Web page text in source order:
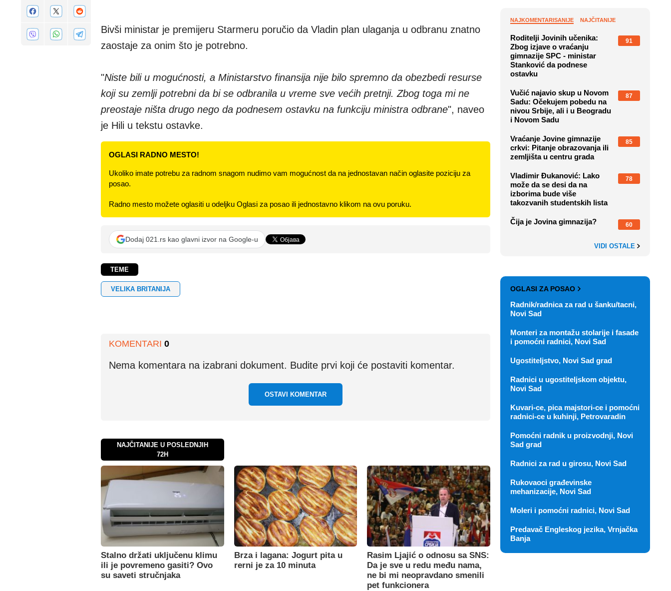
Bivši ministar je premijeru Starmeru poručio da Vladin plan ulaganja u odbranu znatno
zaostaje za onim što je potrebno.
"Niste bili u mogućnosti, a Ministarstvo finansija nije bilo spremno da obezbedi resurse
koji su zemlji potrebni da bi se odbranila u vreme sve većih pretnji. Zbog toga mi ne
preostaje ništa drugo nego da podnesem ostavku na funkciju ministra odbrane", naveo
je Hili u tekstu ostavke.
OGLASI RADNO MESTO!
Ukoliko imate potrebu za radnom snagom nudimo vam mogućnost da na jednostavan način oglasite poziciju za
posao.
Radno mesto možete oglasiti u odeljku Oglasi za posao ili jednostavno klikom na ovu poruku.
Dodaj 021.rs kao glavni izvor na Google-u
TEME
VELIKA BRITANIJA
KOMENTARI 0
Nema komentara na izabrani dokument. Budite prvi koji će postaviti komentar.
OSTAVI KOMENTAR
NAJČITANIJE U POSLEDNJIH
72H
Stalno držati uključenu klimu
ili je povremeno gasiti? Ovo
su saveti stručnjaka
Brza i lagana: Jogurt pita u
rerni je za 10 minuta
Rasim Ljajić o odnosu sa SNS:
Da je sve u redu među nama,
ne bi mi neopravdano smenili
pet funkcionera
NAJKOMENTARISANIJE NAJČITANIJE
Roditelji Jovinih učenika:
Zbog izjave o vraćanju
gimnazije SPC - ministar
Stanković da podnese
ostavku
91
Vučić najavio skup u Novom
Sadu: Očekujem pobedu na
nivou Srbije, ali i u Beogradu
i Novom Sadu
87
Vraćanje Jovine gimnazije
crkvi: Pitanje obrazovanja ili
zemljišta u centru grada
85
Vladimir Đukanović: Lako
može da se desi da na
izborima bude više
takozvanih studentskih lista
78
Čija je Jovina gimnazija? 60
VIDI OSTALE
OGLASI ZA POSAO
Radnik/radnica za rad u šanku/tacni,
Novi Sad
Monteri za montažu stolarije i fasade
i pomoćni radnici, Novi Sad
Ugostiteljstvo, Novi Sad grad
Radnici u ugostiteljskom objektu,
Novi Sad
Kuvari-ce, pica majstori-ce i pomoćni
radnici-ce u kuhinji, Petrovaradin
Pomoćni radnik u proizvodnji, Novi
Sad grad
Radnici za rad u girosu, Novi Sad
Rukovaoci građevinske
mehanizacije, Novi Sad
Moleri i pomoćni radnici, Novi Sad
Predavač Engleskog jezika, Vrnjačka
Banja